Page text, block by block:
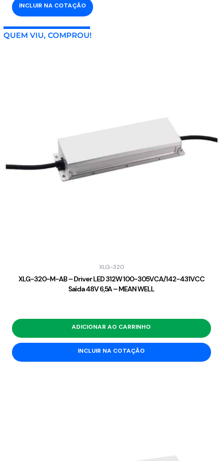
INCLUIR NA COTAÇÃO
QUEM VIU, COMPROU!
XLG-320
XLG-320-M-AB – Driver LED 312W 100-305VCA/142-431VCC
Saída 48V 6,5A – MEAN WELL
ADICIONAR AO CARRINHO
INCLUIR NA COTAÇÃO